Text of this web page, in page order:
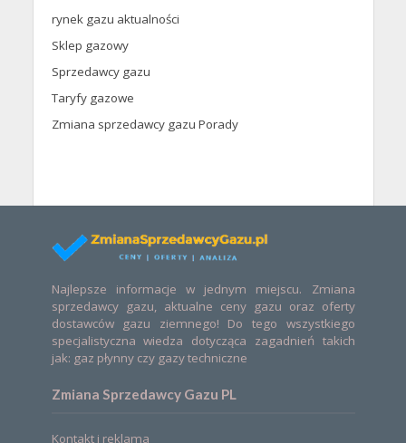
rynek gazu aktualności
Sklep gazowy
Sprzedawcy gazu
Taryfy gazowe
Zmiana sprzedawcy gazu Porady
Najlepsze informacje w jednym miejscu. Zmiana
sprzedawcy gazu, aktualne ceny gazu oraz oferty
dostawców gazu ziemnego! Do tego wszystkiego
specjalistyczna wiedza dotycząca zagadnień takich
jak: gaz płynny czy gazy techniczne
Zmiana Sprzedawcy Gazu PL
Kontakt i reklama